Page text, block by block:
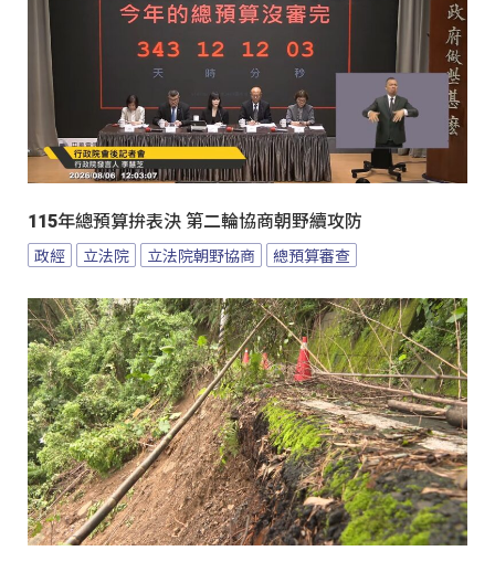
115年總預算拚表決 第二輪協商朝野續攻防
政經 立法院 立法院朝野協商 總預算審查